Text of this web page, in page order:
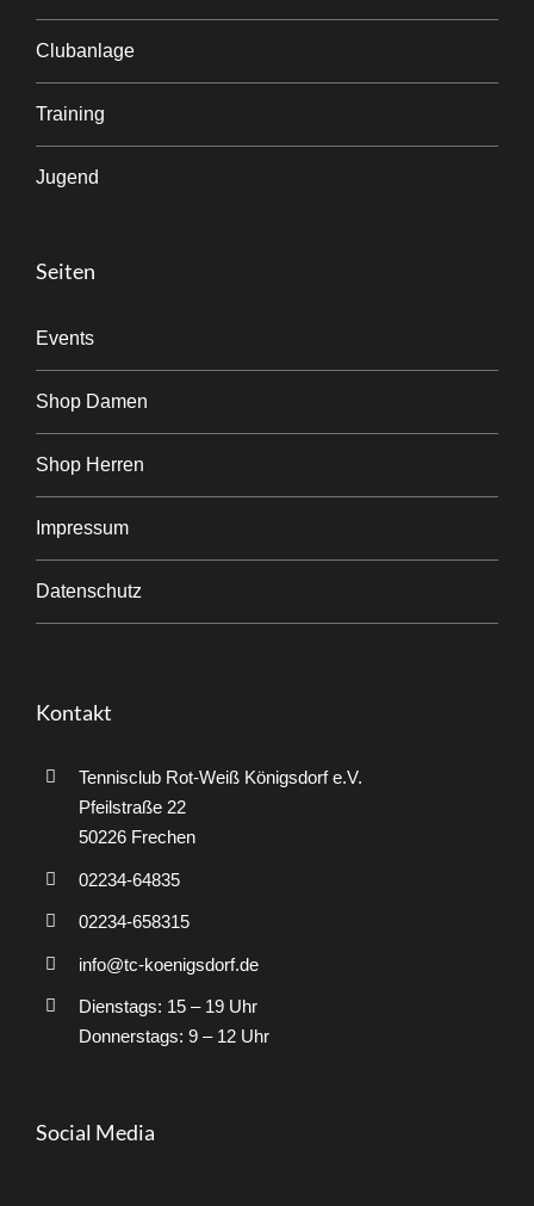
Clubanlage
Training
Jugend
Seiten
Events
Shop Damen
Shop Herren
Impressum
Datenschutz
Kontakt
Tennisclub Rot-Weiß Königsdorf e.V.
Pfeilstraße 22
50226 Frechen
02234-64835
02234-658315
info@tc-koenigsdorf.de
Dienstags: 15 – 19 Uhr
Donnerstags: 9 – 12 Uhr
Social Media